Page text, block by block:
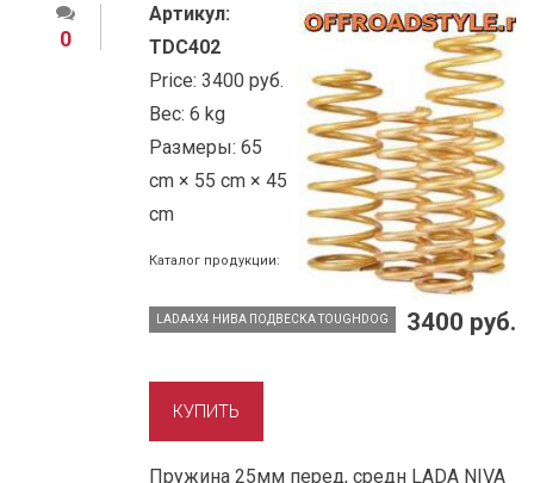
0
3400 руб.
Артикул:
TDC402
Price: 3400 руб.
Вес: 6 kg
Размеры: 65
cm × 55 cm × 45
cm
Каталог продукции:
LADA4X4 НИВА ПОДВЕСКА TOUGHDOG
Пружина 25мм перед, средн LADA NIVA